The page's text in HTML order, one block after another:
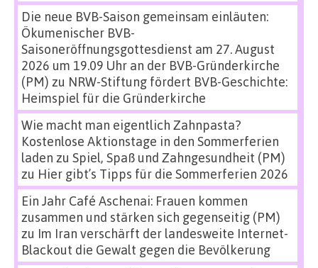
Die neue BVB-Saison gemeinsam einläuten:
Ökumenischer BVB-
Saisoneröffnungsgottesdienst am 27. August
2026 um 19.09 Uhr an der BVB-Gründerkirche
(PM) zu NRW-Stiftung fördert BVB-Geschichte:
Heimspiel für die Gründerkirche
Wie macht man eigentlich Zahnpasta?
Kostenlose Aktionstage in den Sommerferien
laden zu Spiel, Spaß und Zahngesundheit (PM)
zu Hier gibt’s Tipps für die Sommerferien 2026
Ein Jahr Café Aschenai: Frauen kommen
zusammen und stärken sich gegenseitig (PM)
zu Im Iran verschärft der landesweite Internet-
Blackout die Gewalt gegen die Bevölkerung